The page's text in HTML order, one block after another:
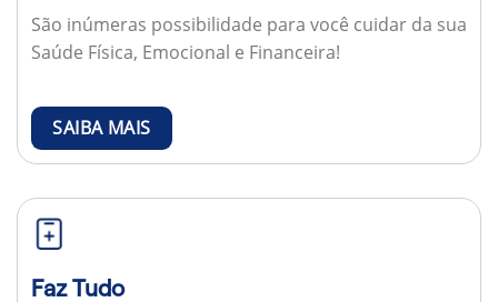
São inúmeras possibilidade para você cuidar da sua
Saúde Física, Emocional e Financeira!
SAIBA MAIS
Faz Tudo